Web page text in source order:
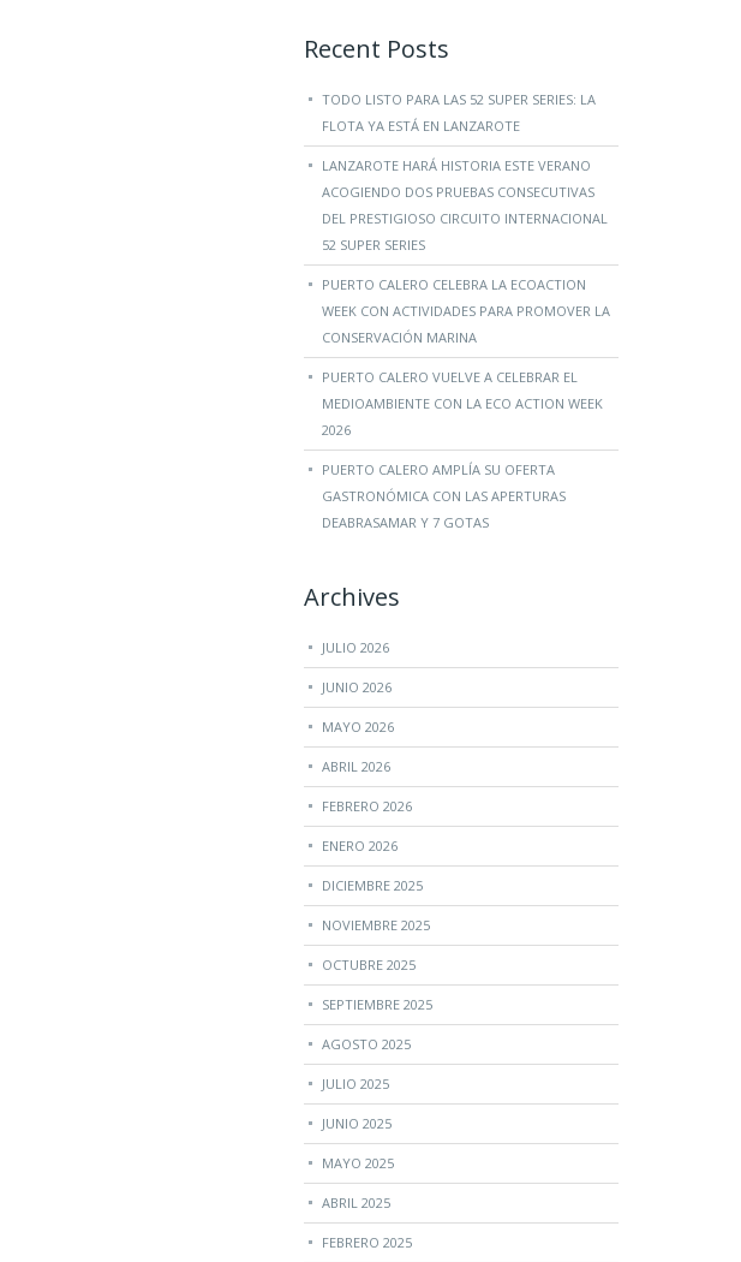
Recent Posts
TODO LISTO PARA LAS 52 SUPER SERIES: LA
FLOTA YA ESTÁ EN LANZAROTE
LANZAROTE HARÁ HISTORIA ESTE VERANO
ACOGIENDO DOS PRUEBAS CONSECUTIVAS
DEL PRESTIGIOSO CIRCUITO INTERNACIONAL
52 SUPER SERIES
PUERTO CALERO CELEBRA LA ECOACTION
WEEK CON ACTIVIDADES PARA PROMOVER LA
CONSERVACIÓN MARINA
PUERTO CALERO VUELVE A CELEBRAR EL
MEDIOAMBIENTE CON LA ECO ACTION WEEK
2026
PUERTO CALERO AMPLÍA SU OFERTA
GASTRONÓMICA CON LAS APERTURAS
DEABRASAMAR Y 7 GOTAS
Archives
JULIO 2026
JUNIO 2026
MAYO 2026
ABRIL 2026
FEBRERO 2026
ENERO 2026
DICIEMBRE 2025
NOVIEMBRE 2025
OCTUBRE 2025
SEPTIEMBRE 2025
AGOSTO 2025
JULIO 2025
JUNIO 2025
MAYO 2025
ABRIL 2025
FEBRERO 2025